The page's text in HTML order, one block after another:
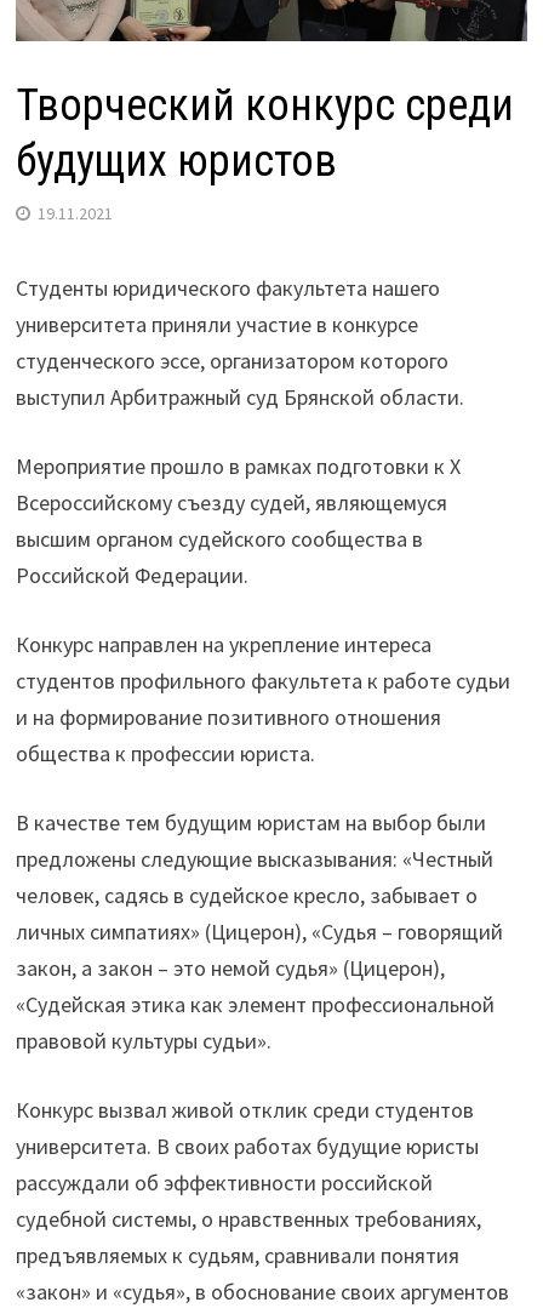
Творческий конкурс среди
будущих юристов
19.11.2021
Студенты юридического факультета нашего
университета приняли участие в конкурсе
студенческого эссе, организатором которого
выступил Арбитражный суд Брянской области.
Мероприятие прошло в рамках подготовки к Х
Всероссийскому съезду судей, являющемуся
высшим органом судейского сообщества в
Российской Федерации.
Конкурс направлен на укрепление интереса
студентов профильного факультета к работе судьи
и на формирование позитивного отношения
общества к профессии юриста.
В качестве тем будущим юристам на выбор были
предложены следующие высказывания: «Честный
человек, садясь в судейское кресло, забывает о
личных симпатиях» (Цицерон), «Судья – говорящий
закон, а закон – это немой судья» (Цицерон),
«Судейская этика как элемент профессиональной
правовой культуры судьи».
Конкурс вызвал живой отклик среди студентов
университета. В своих работах будущие юристы
рассуждали об эффективности российской
судебной системы, о нравственных требованиях,
предъявляемых к судьям, сравнивали понятия
«закон» и «судья», в обоснование своих аргументов